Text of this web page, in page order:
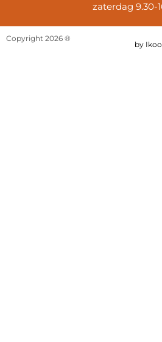
zaterdag 9.30-
Copyright 2026 ®
by